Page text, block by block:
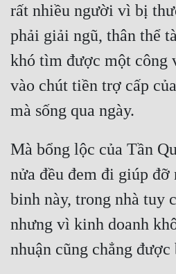
rất nhiều người vì bị
phải giải ngũ, thân thể
khó tìm được một công
vào chút tiền trợ cấp
Mà bổng lộc của Tần
nửa đều đem đi giúp đỡ
binh này, trong nhà tuy
nhưng vì kinh doanh